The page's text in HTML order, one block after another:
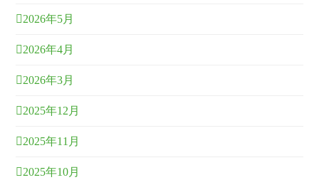
2026年5月
2026年4月
2026年3月
2025年12月
2025年11月
2025年10月